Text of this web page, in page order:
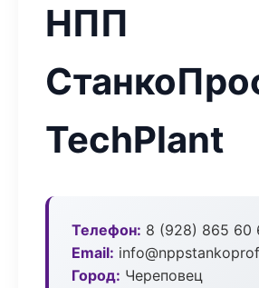
НПП
TechPlant
Телефон: 8 (928) 865 60
Email:
Город: Череповец